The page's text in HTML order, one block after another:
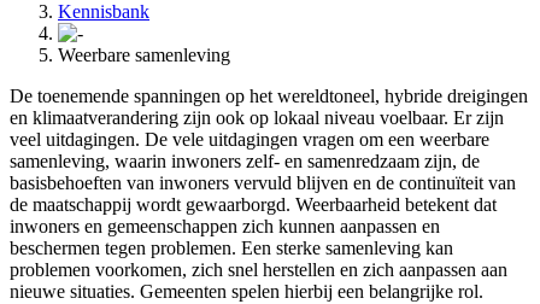
Kennisbank
Weerbare samenleving
De toenemende spanningen op het wereldtoneel, hybride dreigingen
en klimaatverandering zijn ook op lokaal niveau voelbaar. Er zijn
veel uitdagingen. De vele uitdagingen vragen om een weerbare
samenleving, waarin inwoners zelf- en samenredzaam zijn, de
basisbehoeften van inwoners vervuld blijven en de continuïteit van
de maatschappij wordt gewaarborgd. Weerbaarheid betekent dat
inwoners en gemeenschappen zich kunnen aanpassen en
beschermen tegen problemen. Een sterke samenleving kan
problemen voorkomen, zich snel herstellen en zich aanpassen aan
nieuwe situaties. Gemeenten spelen hierbij een belangrijke rol.